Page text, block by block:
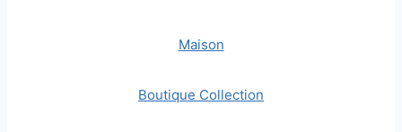
Maison
Boutique Collection